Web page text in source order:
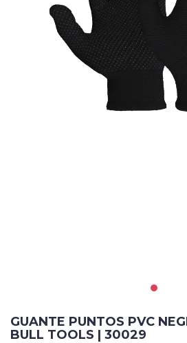
GUANTE PUNTOS PVC
BULL TOOLS | 30029